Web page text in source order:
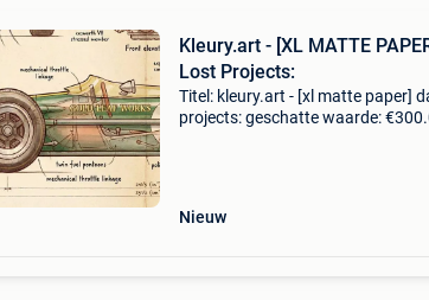
Kleury.art - [XL MATTE
Lost Projects:
Titel: kleury.art - [xl matte paper]
projects: geschatte waarde:
Nieuw